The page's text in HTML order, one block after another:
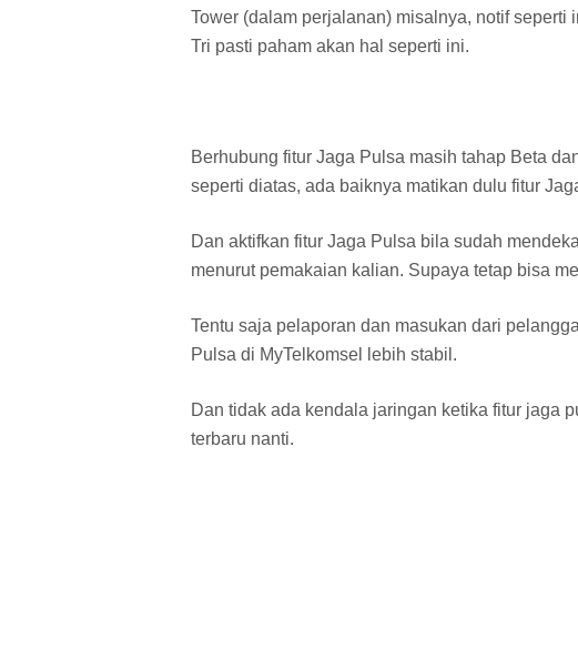
Tower (dalam perjalanan) misalnya, notif
Tri pasti paham akan hal seperti ini.
Berhubung fitur Jaga Pulsa masih tahap Beta
seperti diatas, ada baiknya matikan dulu fitur
Dan aktifkan fitur Jaga Pulsa bila sudah
menurut pemakaian kalian. Supaya tetap bisa
Tentu saja pelaporan dan masukan dari
Pulsa di MyTelkomsel lebih stabil.
Dan tidak ada kendala jaringan ketika fitur jaga
terbaru nanti.